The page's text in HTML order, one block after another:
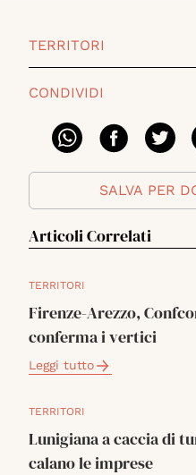
TERRITORI
CONDIVIDI
SALVA PER
Articoli Correlati
TERRITORI
Firenze-Arezzo,
conferma i vertici
Leggi tutto
TERRITORI
Lunigiana a caccia di
calano le imprese